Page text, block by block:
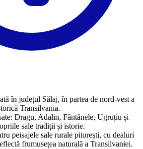
în județul Sălaj, în partea de nord-vest a
Transilvania.
Dragu, Adalin, Fântânele, Ugruțiu și
sale tradiții și istorie.
peisajele sale rurale pitorești, cu dealuri
frumusețea naturală a Transilvaniei.